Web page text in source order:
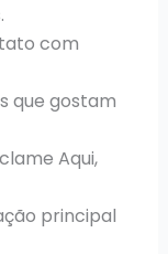
com
que gostam
Aqui,
principal